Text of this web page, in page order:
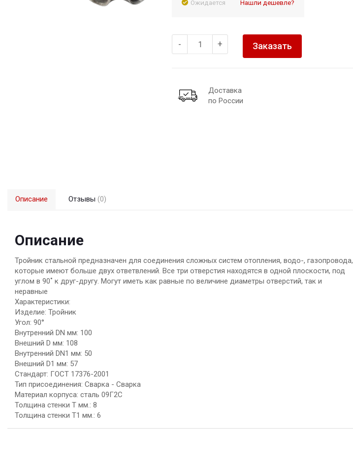
Ожидается Нашли дешевле?
- + Заказать
Доставка
по России
Описание Отзывы (0)
Описание
Тройник стальной предназначен для соединения сложных систем отопления, водо-, газопровода,
которые имеют больше двух ответвлений. Все три отверстия находятся в одной плоскости, под
углом в 90˚ к друг-другу. Могут иметь как равные по величине диаметры отверстий, так и
неравные
Характеристики:
Изделие: Тройник
Угол: 90°
Внутренний DN мм: 100
Внешний D мм: 108
Внутренний DN1 мм: 50
Внешний D1 мм: 57
Стандарт: ГОСТ 17376-2001
Тип присоединения: Сварка - Сварка
Материал корпуса: сталь 09Г2С
Толщина стенки Т мм.: 8
Толщина стенки Т1 мм.: 6